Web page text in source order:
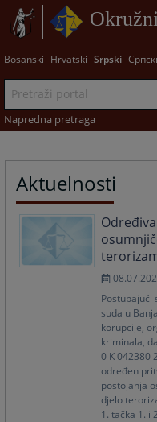
Bosanski Hrvatski Srpski
Napredna pretraga
Aktuelnosti
Postupajući
suda u
korupcije,
kriminala,
0 K 042380
određen
postojanja
djelo
1. tačka 1. i